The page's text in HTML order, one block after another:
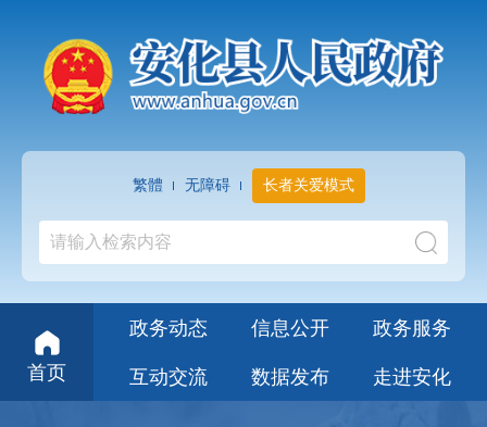
繁體 无障碍 长者关爱模式
首页
政务动态 信息公开 政务服务
互动交流 数据发布 走进安化